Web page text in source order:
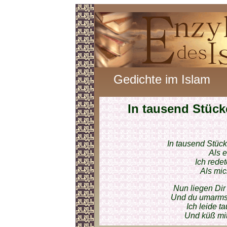
Gedichte im Islam
In tausend
In tausend
Als
Ich
Als
Nun liegen
Und du
Ich leide
Und küß